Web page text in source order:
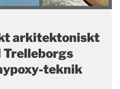
arkitektoniskt
Trelleborgs
teknik